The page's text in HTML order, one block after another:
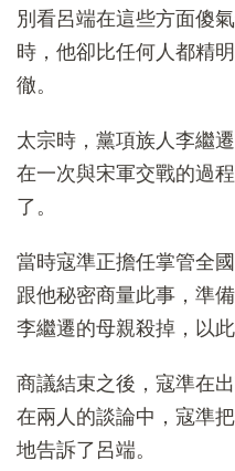
別看呂端在這些方面傻
時，他卻比任何人都精
徹。
太宗時，黨項族人李繼
在一次與宋軍交戰的過
了。
當時寇準正擔任掌管全
跟他秘密商量此事，準
李繼遷的母親殺掉，以此
商議結束之後，寇準在
在兩人的談論中，寇準
地告訴了呂端。